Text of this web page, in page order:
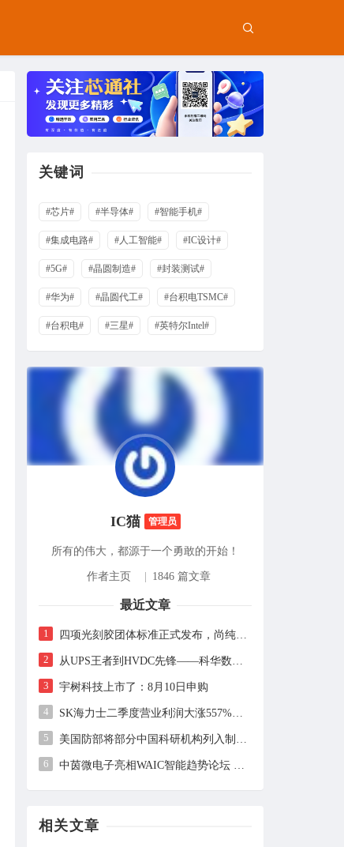
关键词
#芯片# #半导体# #智能手机#
#集成电路# #人工智能# #IC设计#
#5G# #晶圆制造# #封装测试#
#华为# #晶圆代工# #台积电TSMC#
#台积电# #三星# #英特尔Intel#
IC猫 管理员
所有的伟大，都源于一个勇敢的开始！
作者主页 1846 篇文章
最近文章
1 四项光刻胶团体标准正式发布，尚纯智造以设备商身份跻身标准起草席
2 从UPS王者到HVDC先锋——科华数据的“时代转身”
3 宇树科技上市了：8月10日申购
4 SK海力士二季度营业利润大涨557%，但未及市场预期
5 美国防部将部分中国科研机构列入制裁清单，中方回应
6 中茵微电子亮相WAIC智能趋势论坛 AI ASIC芯片定制平台赋能工业AI落地
相关文章